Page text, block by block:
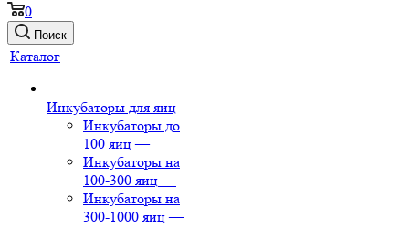
0
Поиск
Каталог
Инкубаторы для яиц
Инкубаторы до
100 яиц —
Инкубаторы на
100-300 яиц —
Инкубаторы на
300-1000 яиц —